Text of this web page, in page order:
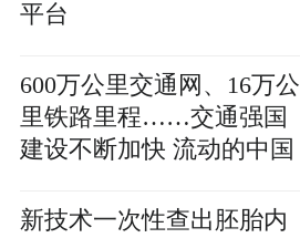
平台
600万公里交通网、16万公
里铁路里程……交通强国
建设不断加快 流动的中国
新技术一次性查出胚胎内